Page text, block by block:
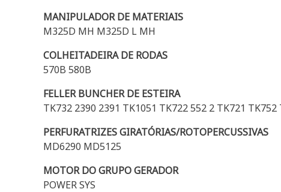
MANIPULADOR DE MATERIAIS
M325D MH M325D L MH
COLHEITADEIRA DE RODAS
570B 580B
FELLER BUNCHER DE ESTEIRA
TK732 2390 2391 TK1051 TK722 552 2 TK721
PERFURATRIZES GIRATÓRIAS/ROTOPERCUSSIVAS
MD6290 MD5125
MOTOR DO GRUPO GERADOR
POWER SYS